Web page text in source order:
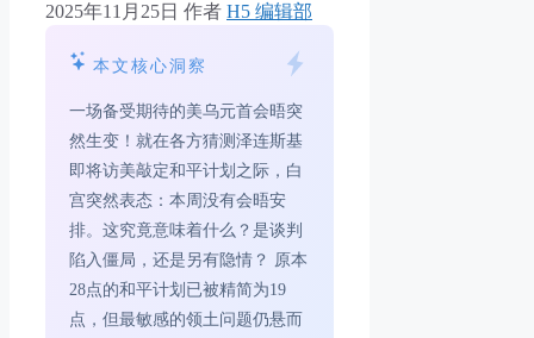
2025年11月25日 作者 H5 编辑部
本文核心洞察
一场备受期待的美乌元首会晤突
然生变！就在各方猜测泽连斯基
即将访美敲定和平计划之际，白
宫突然表态：本周没有会晤安
排。这究竟意味着什么？是谈判
陷入僵局，还是另有隐情？ 原本
28点的和平计划已被精简为19
点，但最敏感的领土问题仍悬而